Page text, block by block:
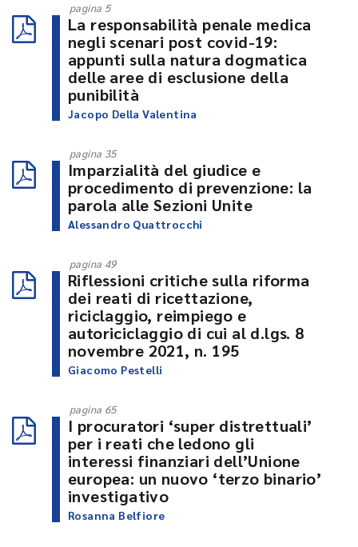
pagina 5
La responsabilità penale medica
negli scenari post covid-19:
appunti sulla natura dogmatica
delle aree di esclusione della
punibilità
Jacopo Della Valentina
pagina 35
Imparzialità del giudice e
procedimento di prevenzione: la
parola alle Sezioni Unite
Alessandro Quattrocchi
pagina 49
Riflessioni critiche sulla riforma
dei reati di ricettazione,
riciclaggio, reimpiego e
autoriciclaggio di cui al d.lgs. 8
novembre 2021, n. 195
Giacomo Pestelli
pagina 65
I procuratori ‘super distrettuali’
per i reati che ledono gli
interessi finanziari dell’Unione
europea: un nuovo ‘terzo binario’
investigativo
Rosanna Belfiore